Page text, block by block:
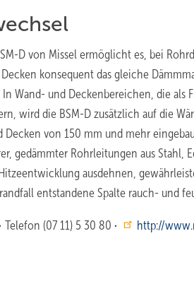
D von Missel ermöglicht es, bei
konsequent das gleiche
Wand- und Deckenbereichen, die als
wird die BSM-D zusätzlich auf die
von 150 mm und mehr
gedämmter Rohrleitungen aus Stahl,
ausdehnen,
entstandene Spalte rauch- und
· Telefon (07 11) 5 30 80 · http://